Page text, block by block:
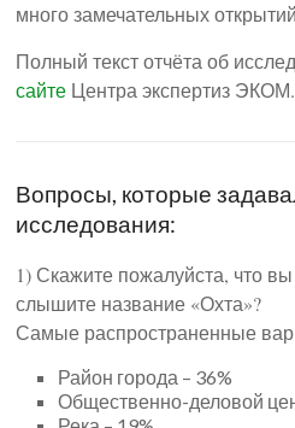
много замечательных
Полный текст отчёта об
сайте Центра экспертиз ЭКОМ.
Вопросы, которые
исследования:
1) Скажите пожалуйста, что
слышите название «Охта»?
Самые распространенные
Район города – 36%
Общественно-деловой